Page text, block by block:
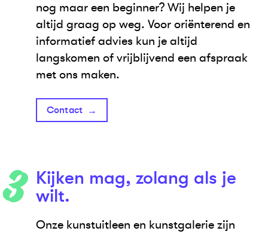
nog maar een beginner? Wij helpen je
altijd graag op weg. Voor oriënterend en
informatief advies kun je altijd
langskomen of vrijblijvend een afspraak
met ons maken.
Contact
Kijken mag, zolang als je
wilt.
Onze kunstuitleen en kunstgalerie zijn